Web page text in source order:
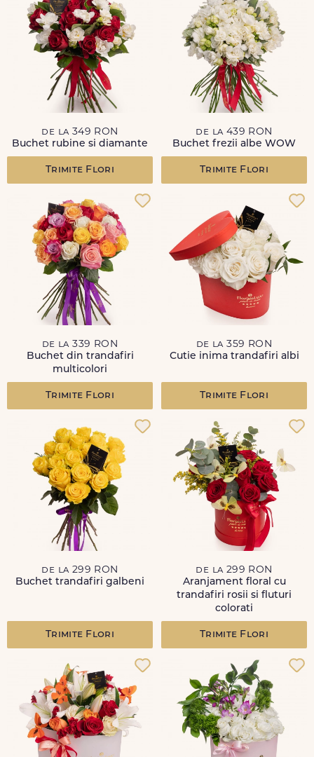
de la 349 RON
Buchet rubine si diamante
Trimite Flori
de la 439 RON
Buchet frezii albe WOW
Trimite Flori
de la 339 RON
Buchet din trandafiri
multicolori
Trimite Flori
de la 359 RON
Cutie inima trandafiri albi
Trimite Flori
de la 299 RON
Buchet trandafiri galbeni
Trimite Flori
de la 299 RON
Aranjament floral cu
trandafiri rosii si fluturi
colorati
Trimite Flori